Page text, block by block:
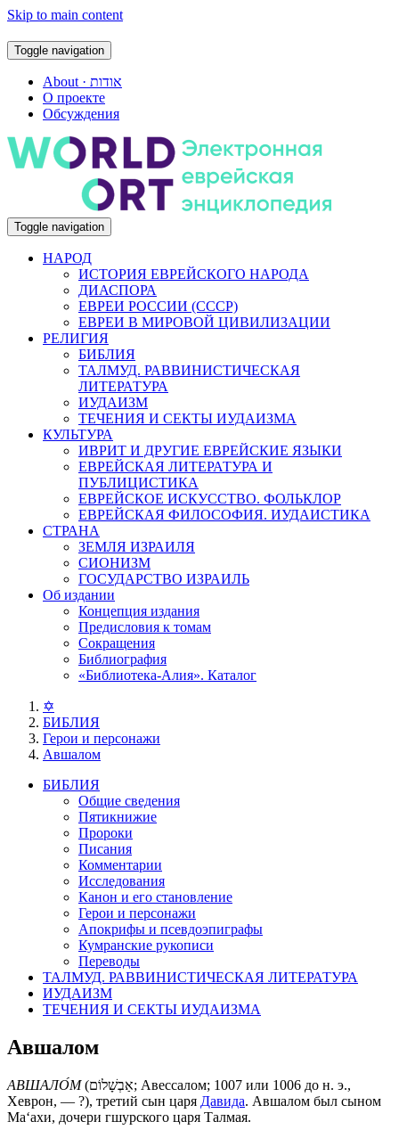
Skip to main content
Toggle navigation
About · אודות
О проекте
Обсуждения
Toggle navigation
НАРОД
ИСТОРИЯ ЕВРЕЙСКОГО НАРОДА
ДИАСПОРА
ЕВРЕИ РОССИИ (СССР)
ЕВРЕИ В МИРОВОЙ ЦИВИЛИЗАЦИИ
РЕЛИГИЯ
БИБЛИЯ
ТАЛМУД. РАВВИНИСТИЧЕСКАЯ
ЛИТЕРАТУРА
ИУДАИЗМ
ТЕЧЕНИЯ И СЕКТЫ ИУДАИЗМА
КУЛЬТУРА
ИВРИТ И ДРУГИЕ ЕВРЕЙСКИЕ ЯЗЫКИ
ЕВРЕЙСКАЯ ЛИТЕРАТУРА И
ПУБЛИЦИСТИКА
ЕВРЕЙСКОЕ ИСКУССТВО. ФОЛЬКЛОР
ЕВРЕЙСКАЯ ФИЛОСОФИЯ. ИУДАИСТИКА
СТРАНА
ЗЕМЛЯ ИЗРАИЛЯ
СИОНИЗМ
ГОСУДАРСТВО ИЗРАИЛЬ
Об издании
Концепция издания
Предисловия к томам
Сокращения
Библиография
«Библиотека-Алия». Каталог
✡
БИБЛИЯ
Герои и персонажи
Авшалом
БИБЛИЯ
Общие сведения
Пятикнижие
Пророки
Писания
Комментарии
Исследования
Канон и его становление
Герои и персонажи
Апокрифы и псевдоэпиграфы
Кумранские рукописи
Переводы
ТАЛМУД. РАВВИНИСТИЧЕСКАЯ ЛИТЕРАТУРА
ИУДАИЗМ
ТЕЧЕНИЯ И СЕКТЫ ИУДАИЗМА
Авшалом
АВШАЛО́М(אַבְשָׁלוֹם; Авессалом; 1007 или 1006 до н. э.,
Хеврон, — ?), третий сын царя Давида. Авшалом был сыном
Ма‘ахи, дочери гшурского царя Талмая.